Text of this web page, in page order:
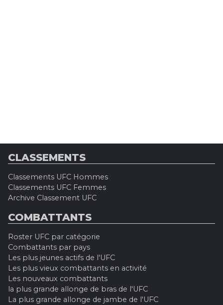
CLASSEMENTS
Classements UFC Hommes
Classements UFC Femmes
Archive Classement UFC
COMBATTANTS
Roster UFC par catégorie
Combattants par pays
Les plus jeunes actifs de l'UFC
Les plus vieux combattants en activité
Les nouveaux combattants
la plus grande allonge de bras de l'UFC
La plus grande allonge de jambe de l'UFC